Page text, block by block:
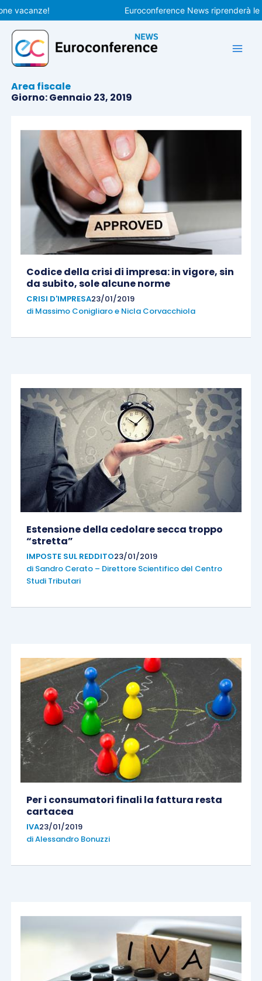
Vai
al
contenuto
Euroconference News riprenderà le
Area fiscale
Giorno: Gennaio 23, 2019
Codice della crisi di impresa: in vigore, sin
da subito, sole alcune norme
CRISI D'IMPRESA23/01/2019
di Massimo Conigliaroe Nicla Corvacchiola
Estensione della cedolare secca troppo
“stretta”
IMPOSTE SUL REDDITO23/01/2019
di Sandro Cerato – Direttore Scientifico del Centro
Studi Tributari
Per i consumatori finali la fattura resta
cartacea
IVA23/01/2019
diAlessandro Bonuzzi